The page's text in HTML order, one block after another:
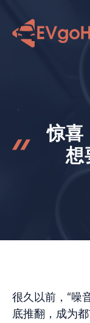
惊喜
想
很久以前，“噪
底推翻，成为